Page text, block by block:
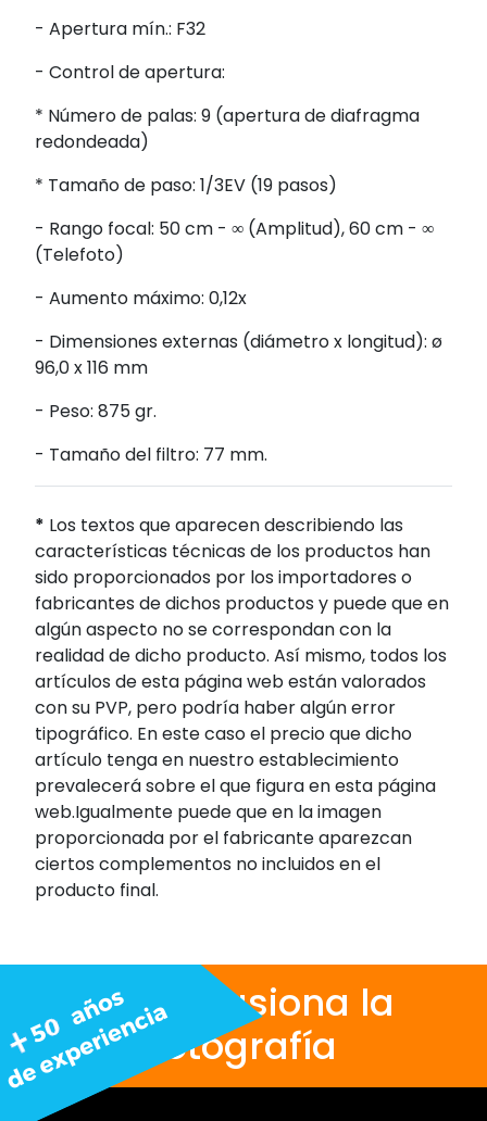
- Apertura mín.: F32
- Control de apertura:
* Número de palas: 9 (apertura de diafragma
redondeada)
* Tamaño de paso: 1/3EV (19 pasos)
- Rango focal: 50 cm - ∞ (Amplitud), 60 cm - ∞
(Telefoto)
- Aumento máximo: 0,12x
- Dimensiones externas (diámetro x longitud): ø
96,0 x 116 mm
- Peso: 875 gr.
- Tamaño del filtro: 77 mm.
* Los textos que aparecen describiendo las
características técnicas de los productos han
sido proporcionados por los importadores o
fabricantes de dichos productos y puede que en
algún aspecto no se correspondan con la
realidad de dicho producto. Así mismo, todos los
artículos de esta página web están valorados
con su PVP, pero podría haber algún error
tipográfico. En este caso el precio que dicho
artículo tenga en nuestro establecimiento
prevalecerá sobre el que figura en esta página
web.Igualmente puede que en la imagen
proporcionada por el fabricante aparezcan
ciertos complementos no incluidos en el
producto final.
Nos apasiona la
fotografía